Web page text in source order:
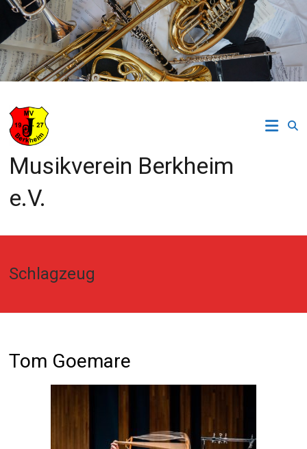
Zum
Inhalt
springen
Musikverein Berkheim
e.V.
Schlagzeug
Tom Goemare